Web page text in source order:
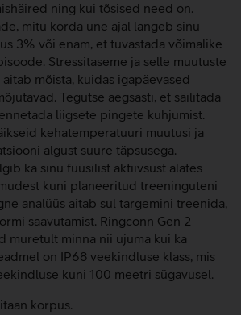
ning kui tõsised need on.
mitu korda une ajal langeb sinu
3% või enam, et tuvastada võimalike
Stressitaseme ja selle muutuste
mõista, kuidas igapäevased
Tegutse aegsasti, et säilitada
liigsete pingete kuhjumist.
kehatemperatuuri muutusi ja
algust suure täpsusega.
ka sinu füüsilist aktiivsust alates
kuni planeeritud treeninguteni
analüüs aitab sul targemini treenida,
saavutamist. Ringconn Gen 2
muretult minna nii ujuma kui ka
on IP68 veekindluse klass, mis
kuni 100 meetri sügavusel.
korpus.